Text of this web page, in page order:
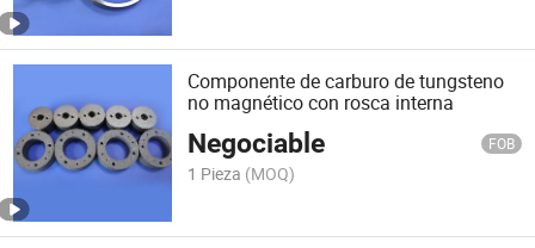
Componente de carburo de tungsteno
no magnético con rosca interna
Negociable FOB
1 Pieza (MOQ)